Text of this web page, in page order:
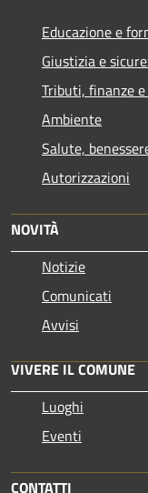
Educazione e
Giustizia e
Tributi, finanze
Ambiente
Salute,
Autorizzazioni
NOVITÀ
Notizie
Comunicati
Avvisi
VIVERE IL COMUNE
Luoghi
Eventi
CONTATTI